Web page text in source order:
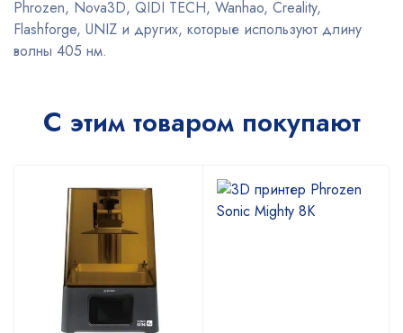
Phrozen, Nova3D, QIDI TECH, Wanhao, Creality,
Flashforge, UNIZ и других, которые используют длину
волны 405 нм.
С этим товаром покупают